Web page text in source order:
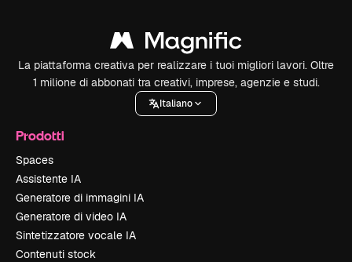
La piattaforma creativa per realizzare i tuoi migliori lavori. Oltre
1 milione di abbonati tra creativi, imprese, agenzie e studi.
Italiano
Prodotti
Spaces
Assistente IA
Generatore di immagini IA
Generatore di video IA
Sintetizzatore vocale IA
Contenuti stock